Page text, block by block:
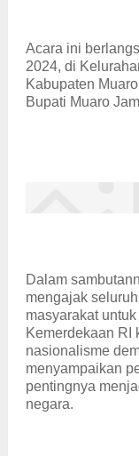
Acara ini
2024, di
Kabupaten
Bupati Muaro
Dalam
mengajak
masyarakat
Kemerdekaan RI
nasionalisme
menyampaikan
pentingnya
negara.